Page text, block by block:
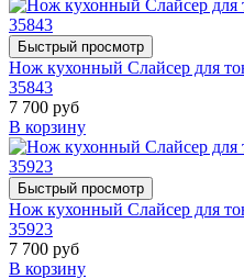
Быстрый просмотр
Нож кухонный Слайсер для
35843
7 700 руб
В корзину
Быстрый просмотр
Нож кухонный Слайсер для
35923
7 700 руб
В корзину